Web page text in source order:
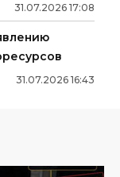
31.07.2026 17:08
31.07.2026 16:43